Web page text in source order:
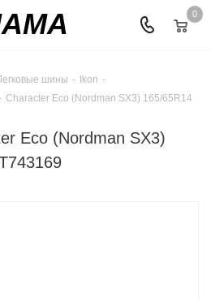
0
шины - Ikon -
Character Eco (Nordman SX3) 165/65R14
Eco (Nordman SX3)